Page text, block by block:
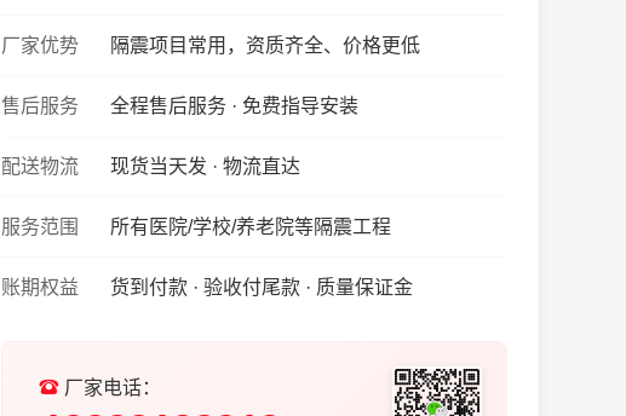
厂家优势 隔震项目常用，资质齐全、价格更低
售后服务 全程售后服务 · 免费指导安装
配送物流 现货当天发 · 物流直达
服务范围 所有医院/学校/养老院等隔震工程
账期权益 货到付款 · 验收付尾款 · 质量保证金
厂家电话：